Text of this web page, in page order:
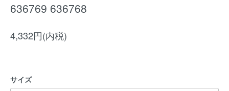
636769 636768
4,332円(内税)
サイズ